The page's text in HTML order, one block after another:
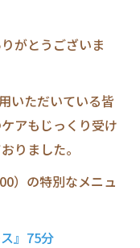
がとうございま
いただいている皆
アもじっくり受け
りました。
）の特別なメニュ
』75分